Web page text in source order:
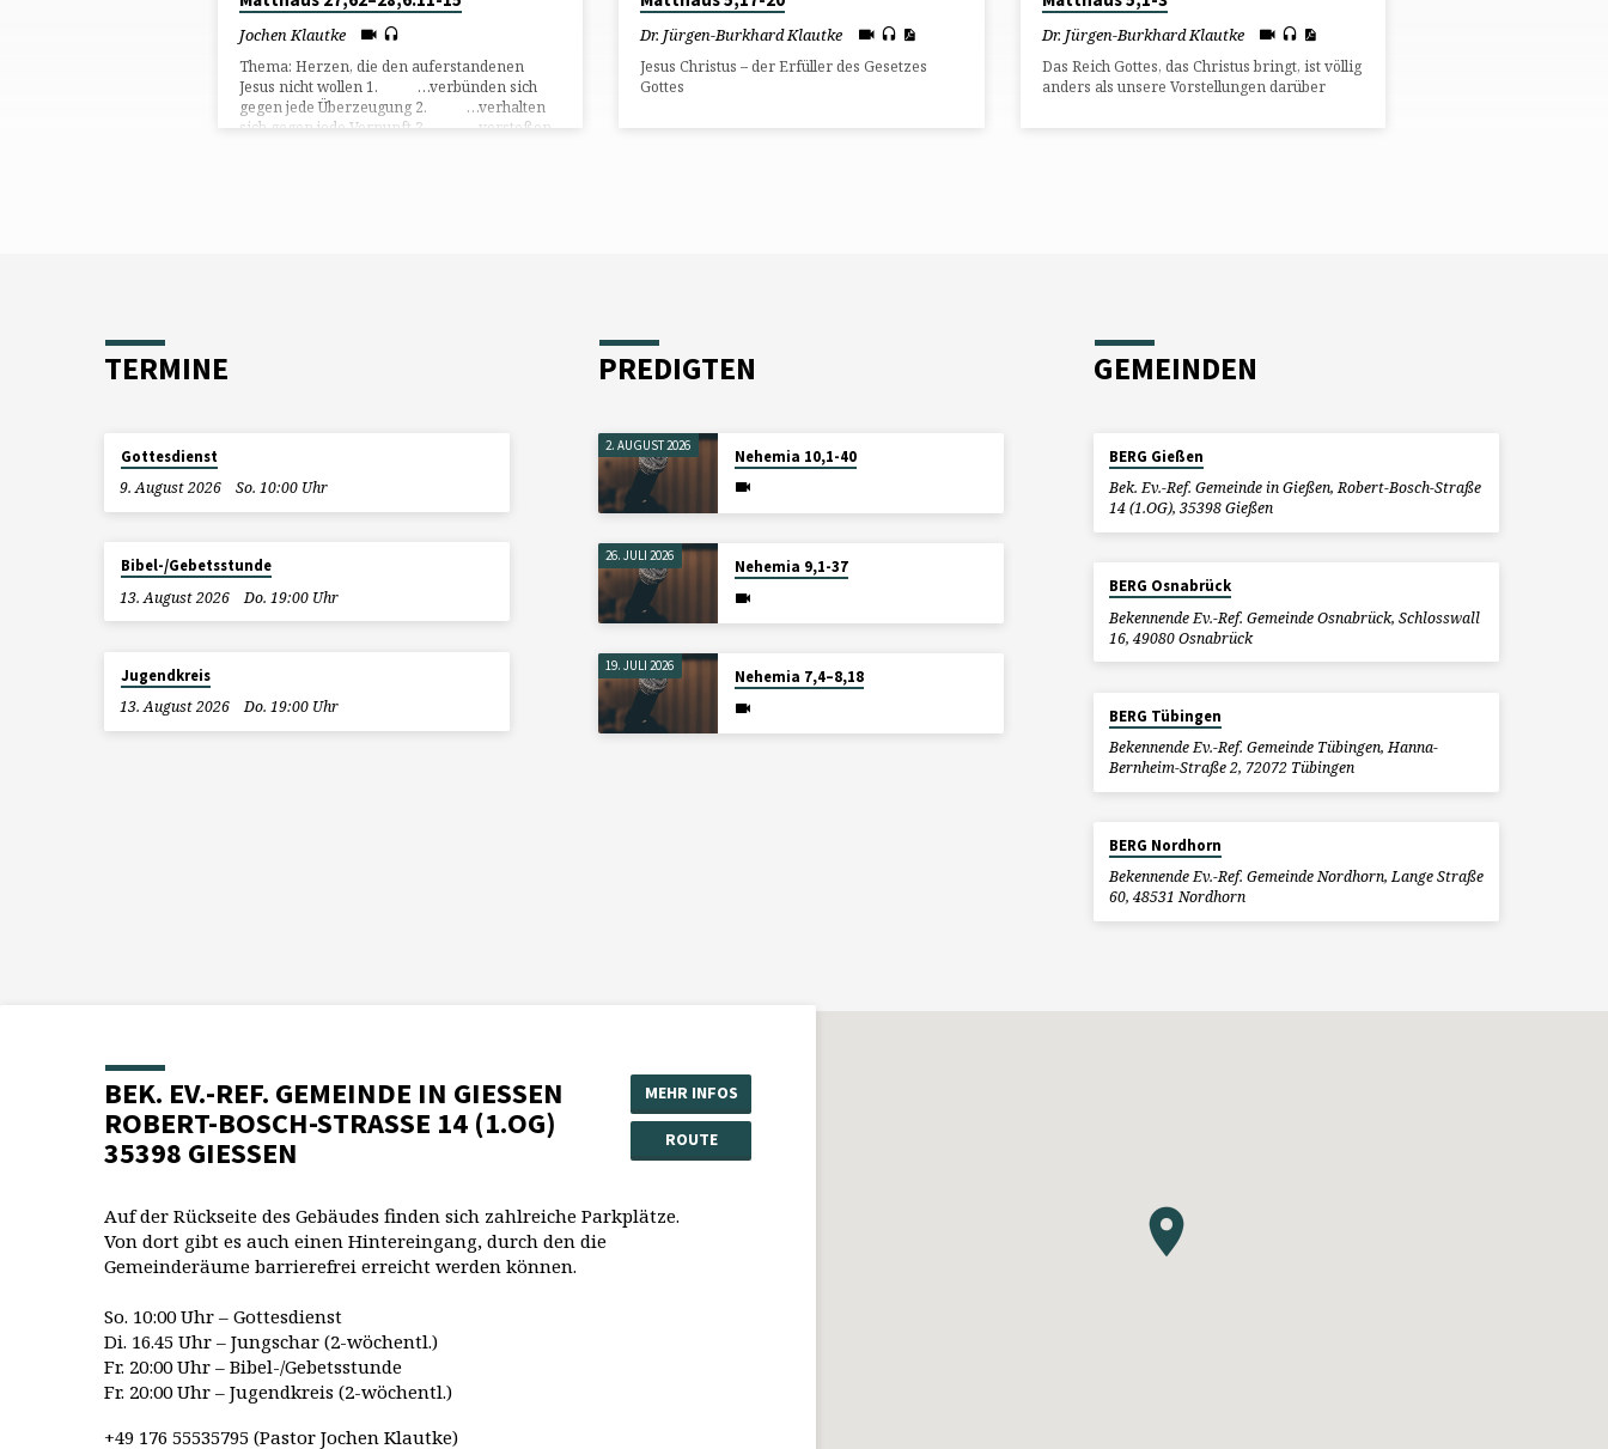
Jochen Klautke
Thema: Herzen, die den auferstandenen
Jesus nicht wollen 1. …verbünden sich
gegen jede Überzeugung 2. …verhalten
sich gegen jede Vernunft 3. …verstoßen
Dr. Jürgen-Burkhard Klautke
Jesus Christus – der Erfüller des Gesetzes
Gottes
Dr. Jürgen-Burkhard Klautke
Das Reich Gottes, das Christus bringt, ist völlig
anders als unsere Vorstellungen darüber
TERMINE
Gottesdienst
9. August 2026
So. 10:00 Uhr
Bibel-/Gebetsstunde
13. August 2026
Do. 19:00 Uhr
Jugendkreis
13. August 2026
Do. 19:00 Uhr
PREDIGTEN
2. AUGUST 2026
Nehemia 10,1-40
26. JULI 2026
Nehemia 9,1-37
19. JULI 2026
Nehemia 7,4–8,18
GEMEINDEN
BERG Gießen
Bek. Ev.-Ref. Gemeinde in Gießen, Robert-Bosch-Straße
14 (1.OG), 35398 Gießen
BERG Osnabrück
Bekennende Ev.-Ref. Gemeinde Osnabrück, Schlosswall
16, 49080 Osnabrück
BERG Tübingen
Bekennende Ev.-Ref. Gemeinde Tübingen, Hanna-
Bernheim-Straße 2, 72072 Tübingen
BERG Nordhorn
Bekennende Ev.-Ref. Gemeinde Nordhorn, Lange Straße
60, 48531 Nordhorn
BEK. EV.-REF. GEMEINDE IN GIESSEN
ROBERT-BOSCH-STRASSE 14 (1.OG)
35398 GIESSEN
MEHR INFOS
ROUTE
Auf der Rückseite des Gebäudes finden sich zahlreiche Parkplätze.
Von dort gibt es auch einen Hintereingang, durch den die
Gemeinderäume barrierefrei erreicht werden können.
So. 10:00 Uhr – Gottesdienst
Di. 16.45 Uhr – Jungschar (2-wöchentl.)
Fr. 20:00 Uhr – Bibel-/Gebetsstunde
Fr. 20:00 Uhr – Jugendkreis (2-wöchentl.)
+49 176 55535795 (Pastor Jochen Klautke)